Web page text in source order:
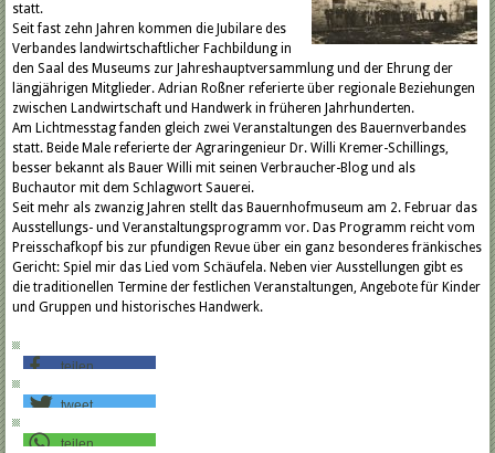
statt.
Seit fast zehn Jahren kommen die Jubilare des
Verbandes landwirtschaftlicher Fachbildung in
den Saal des Museums zur Jahreshauptversammlung und der Ehrung der
längjährigen Mitglieder. Adrian Roßner referierte über regionale Beziehungen
zwischen Landwirtschaft und Handwerk in früheren Jahrhunderten.
Am Lichtmesstag fanden gleich zwei Veranstaltungen des Bauernverbandes
statt. Beide Male referierte der Agraringenieur Dr. Willi Kremer-Schillings,
besser bekannt als Bauer Willi mit seinen Verbraucher-Blog und als
Buchautor mit dem Schlagwort Sauerei.
Seit mehr als zwanzig Jahren stellt das Bauernhofmuseum am 2. Februar das
Ausstellungs- und Veranstaltungsprogramm vor. Das Programm reicht vom
Preisschafkopf bis zur pfundigen Revue über ein ganz besonderes fränkisches
Gericht: Spiel mir das Lied vom Schäufela. Neben vier Ausstellungen gibt es
die traditionellen Termine der festlichen Veranstaltungen, Angebote für Kinder
und Gruppen und historisches Handwerk.
teilen
tweet
teilen